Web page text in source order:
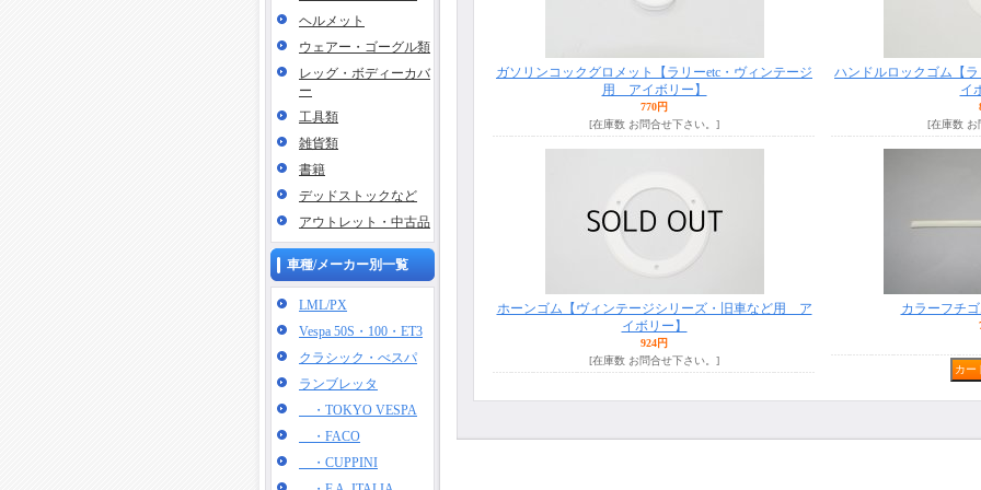
ヘルメット
ウェアー・ゴーグル類
レッグ・ボディーカバ
ー
工具類
雑貨類
書籍
デッドストックなど
アウトレット・中古品
車種/メーカー別一覧
LML/PX
Vespa 50S・100・ET3
クラシック・べスパ
ランブレッタ
・TOKYO VESPA
・FACO
・CUPPINI
ガソリンコックグロメット【ラリーetc・ヴィンテージ
用 アイボリー】
770円
[在庫数 お問合せ下さい。]
ハンドルロックゴム【
イ
[在庫数 お
ホーンゴム【ヴィンテージシリーズ・旧車など用 ア
イボリー】
924円
[在庫数 お問合せ下さい。]
カラーフチ